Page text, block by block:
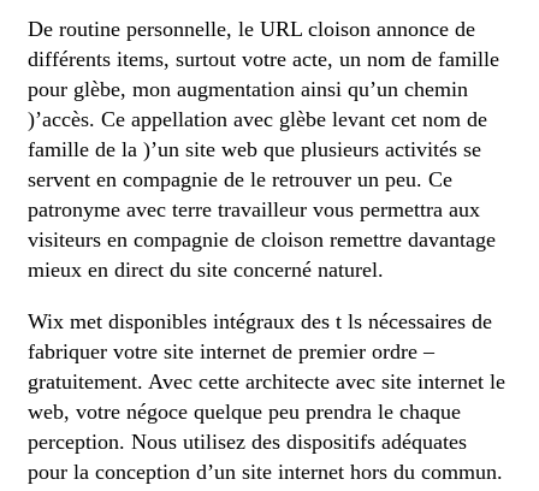
De routine personnelle, le URL cloison annonce de
différents items, surtout votre acte, un nom de famille
pour glèbe, mon augmentation ainsi qu’un chemin
)’accès. Ce appellation avec glèbe levant cet nom de
famille de la )’un site web que plusieurs activités se
servent en compagnie de le retrouver un peu. Ce
patronyme avec terre travailleur vous permettra aux
visiteurs en compagnie de cloison remettre davantage
mieux en direct du site concerné naturel.
Wix met disponibles intégraux des t ls nécessaires de
fabriquer votre site internet de premier ordre –
gratuitement. Avec cette architecte avec site internet le
web, votre négoce quelque peu prendra le chaque
perception. Nous utilisez des dispositifs adéquates
pour la conception d’un site internet hors du commun.